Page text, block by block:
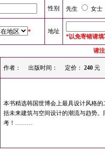
性别 先生 女士
* 地址
*以免寄错请
请
作者： 出版时间： 定价： 240 元
本书精选韩国世博会上最具设计风格
括未来建筑与空间设计的潮流与趋势
考！………